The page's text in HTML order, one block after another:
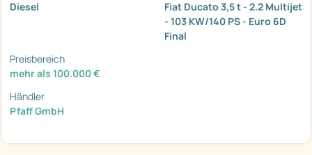
Diesel
Fiat Ducato 3,5 t - 2.2 Multijet
- 103 KW/140 PS - Euro 6D
Final
Preisbereich
mehr als 100.000 €
Händler
Pfaff GmbH